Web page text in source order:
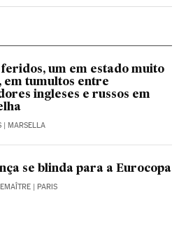
feridos, um em estado muito
em tumultos entre
ingleses e russos em
| MARSELLA
se blinda para a Eurocopa
| PARIS